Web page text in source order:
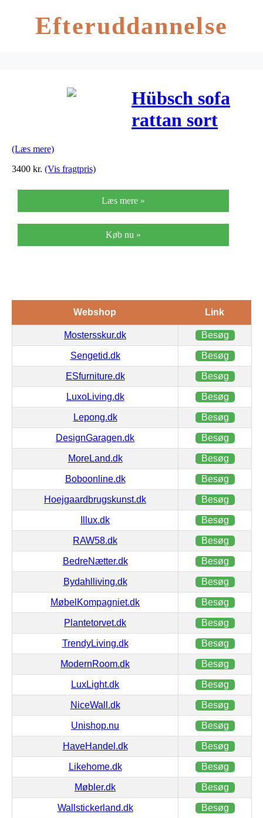
Efteruddannelse
Hübsch sofa
rattan sort
(Læs mere)
3400 kr. (Vis fragtpris)
Læs mere »
Køb nu »
Webshop Link
Mostersskur.dk Besøg
Sengetid.dk Besøg
ESfurniture.dk Besøg
LuxoLiving.dk Besøg
Lepong.dk Besøg
DesignGaragen.dk Besøg
MoreLand.dk Besøg
Boboonline.dk Besøg
Hoejgaardbrugskunst.dk Besøg
Illux.dk Besøg
RAW58.dk Besøg
BedreNætter.dk Besøg
Bydahlliving.dk Besøg
MøbelKompagniet.dk Besøg
Plantetorvet.dk Besøg
TrendyLiving.dk Besøg
ModernRoom.dk Besøg
LuxLight.dk Besøg
NiceWall.dk Besøg
Unishop.nu Besøg
HaveHandel.dk Besøg
Likehome.dk Besøg
Møbler.dk Besøg
Wallstickerland.dk Besøg